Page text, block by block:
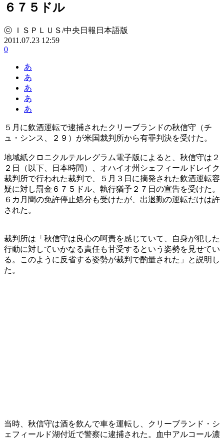
６７５ドル
ⓒ ＩＳＰＬＵＳ/中央日報日本語版
2011.07.23 12:59
0
あ
あ
あ
あ
あ
５月に飲酒運転で逮捕されたクリーブランドの秋信守（チ
ュ・シンス、２９）が米国裁判所から有罪判決を受けた。
地域紙クロニクルテルレグラム電子版によると、秋信守は２
２日（以下、日本時間）、オハイオ州シェフィールドレイク
裁判所で行われた裁判で、５月３日に摘発された飲酒運転容
疑に対し罰金６７５ドル、執行猶予２７日の宣告を受けた。
６カ月間の免許停止処分も受けたが、出退勤の運転だけは許
された。
裁判所は「秋信守は良心の呵責を感じていて、自身が犯した
行動に対していかなる責任も甘受するという姿勢を見せてい
る。このように反省する姿勢が裁判で酌量された」と説明し
た。
当時、秋信守は酒を飲んで車を運転し、クリーブランド・シ
ェフィールド湖付近で警察に逮捕された。血中アルコール濃